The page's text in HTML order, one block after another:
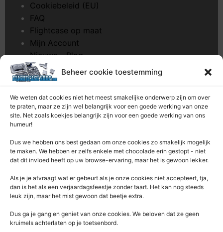
Beheer cookie toestemming
We weten dat cookies niet het meest smakelijke onderwerp zijn om over
te praten, maar ze zijn wel belangrijk voor een goede werking van onze
site. Net zoals koekjes belangrijk zijn voor een goede werking van ons
humeur!
Dus we hebben ons best gedaan om onze cookies zo smakelijk mogelijk
te maken. We hebben er zelfs enkele met chocolade erin gestopt - niet
dat dit invloed heeft op uw browse-ervaring, maar het is gewoon lekker.
Als je je afvraagt ​​wat er gebeurt als je onze cookies niet accepteert, tja,
dan is het als een verjaardagsfeestje zonder taart. Het kan nog steeds
leuk zijn, maar het mist gewoon dat beetje extra.
Dus ga je gang en geniet van onze cookies. We beloven dat ze geen
kruimels achterlaten op je toetsenbord.
Cookiebeleid (EU)
FAQ
Flightcase op maat
Mijn Account
Nieuws – Blog
Onderhoud pagina
Over ons
Privacybeleid
Retourrecht
Winkelwagen
Contacteer Ons
Rentek BV – Protekt
Nieuwpoortlaan 21 / 1
3600 Genk
Limburg – België